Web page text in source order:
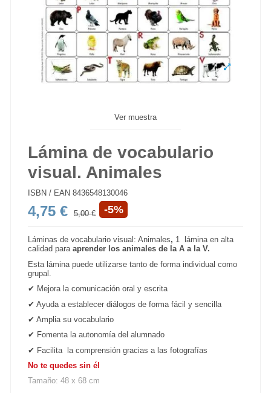
Ver muestra
Lámina de vocabulario
visual. Animales
ISBN / EAN 8436548130046
4,75 € 5,00 € -5%
Láminas de vocabulario visual: Animales, 1 lámina en alta
calidad paraaprender los animales de la A a la V.
Esta lámina puede utilizarse tanto de forma individual como
grupal.
✔ Mejora la comunicación oral y escrita
✔ Ayuda a establecer diálogos de forma fácil y sencilla
✔ Amplia su vocabulario
✔ Fomenta la autonomía del alumnado
✔ Facilita la comprensión gracias a las fotografías
No te quedes sin él
Tamaño: 48 x 68 cm